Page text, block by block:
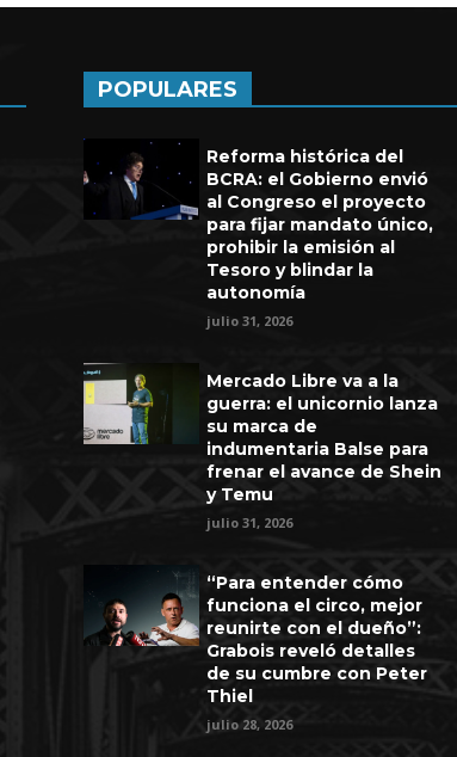
POPULARES
Reforma histórica del
BCRA: el Gobierno envió
al Congreso el proyecto
para fijar mandato único,
prohibir la emisión al
Tesoro y blindar la
autonomía
julio 31, 2026
Mercado Libre va a la
guerra: el unicornio lanza
su marca de
indumentaria Balse para
frenar el avance de Shein
y Temu
julio 31, 2026
“Para entender cómo
funciona el circo, mejor
reunirte con el dueño”:
Grabois reveló detalles
de su cumbre con Peter
Thiel
julio 28, 2026